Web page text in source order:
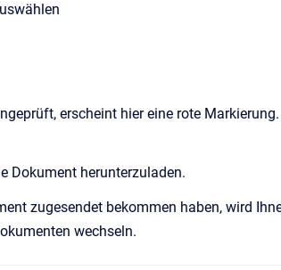
erscheint hier eine rote
Dokument herunterzuladen.
zugesendet bekommen haben, wird
wechseln.